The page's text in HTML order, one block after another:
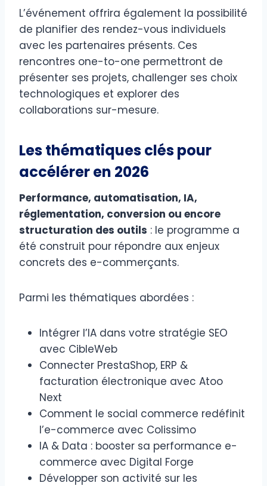
L’événement offrira également la possibilité
de planifier des rendez-vous individuels
avec les partenaires présents. Ces
rencontres one-to-one permettront de
présenter ses projets, challenger ses choix
technologiques et explorer des
collaborations sur-mesure.
Les thématiques clés pour
accélérer en 2026
Performance, automatisation, IA,
réglementation, conversion ou encore
structuration des outils : le programme a
été construit pour répondre aux enjeux
concrets des e-commerçants.
Parmi les thématiques abordées :
Intégrer l’IA dans votre stratégie SEO
avec CibleWeb
Connecter PrestaShop, ERP &
facturation électronique avec Atoo
Next
Comment le social commerce redéfinit
l’e-commerce avec Colissimo
IA & Data : booster sa performance e-
commerce avec Digital Forge
Développer son activité sur les